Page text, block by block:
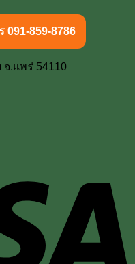
091-859-8786
จ.แพร่ 54110